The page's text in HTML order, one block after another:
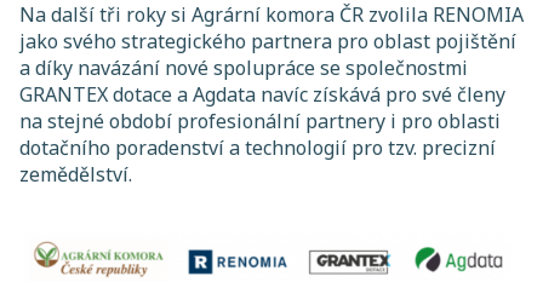
Na další tři roky si Agrární komora ČR zvolila RENOMIA
jako svého strategického partnera pro oblast pojištění
a díky navázání nové spolupráce se společnostmi
GRANTEX dotace a Agdata navíc získává pro své členy
na stejné období profesionální partnery i pro oblasti
dotačního poradenství a technologií pro tzv. precizní
zemědělství.